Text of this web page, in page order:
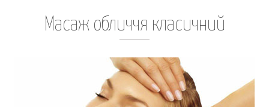
Масаж обличчя класичний